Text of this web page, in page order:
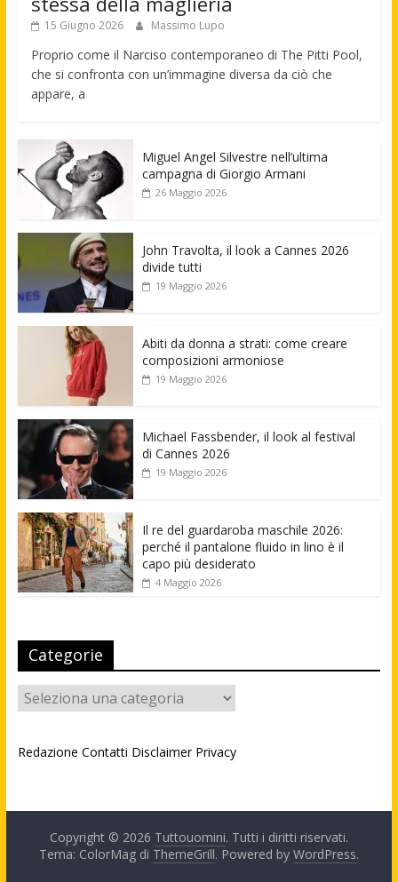
15 Giugno 2026 Massimo Lupo
Proprio come il Narciso contemporaneo di The Pitti Pool,
che si confronta con un’immagine diversa da ciò che
appare, a
Miguel Angel Silvestre nell’ultima
campagna di Giorgio Armani
26 Maggio 2026
John Travolta, il look a Cannes 2026
divide tutti
19 Maggio 2026
Abiti da donna a strati: come creare
composizioni armoniose
19 Maggio 2026
Michael Fassbender, il look al festival
di Cannes 2026
19 Maggio 2026
Il re del guardaroba maschile 2026:
perché il pantalone fluido in lino è il
capo più desiderato
4 Maggio 2026
Categorie
Categorie
Redazione Contatti Disclaimer Privacy
Copyright © 2026 Tuttouomini. Tutti i diritti riservati.
Tema: ColorMag di ThemeGrill. Powered by WordPress.